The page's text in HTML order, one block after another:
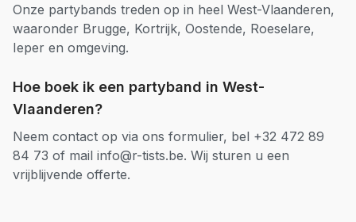
Onze partybands treden op in heel West-Vlaanderen,
waaronder Brugge, Kortrijk, Oostende, Roeselare,
Ieper en omgeving.
Hoe boek ik een partyband in West-
Vlaanderen?
Neem contact op via ons formulier, bel +32 472 89
84 73 of mail info@r-tists.be. Wij sturen u een
vrijblijvende offerte.